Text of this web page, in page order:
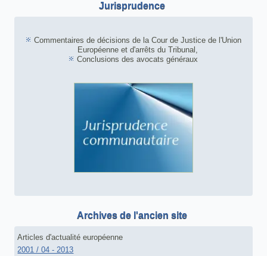
Jurisprudence
Commentaires de décisions de la Cour de Justice de l'Union
Européenne et d'arrêts du Tribunal,
Conclusions des avocats généraux
Archives de l'ancien site
Articles d'actualité européenne
2001 / 04 - 2013